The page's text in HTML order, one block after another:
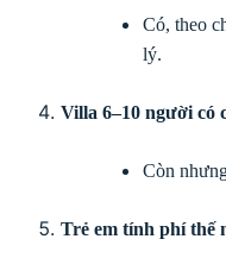
Có, theo
lý.
Villa 6–10 người có
Còn
Trẻ em tính phí thế